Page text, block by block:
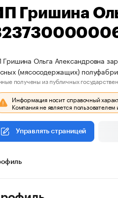
Гришина
Ольга Александровна
(мясосодержащих)
получены из публичных
Информация носит справочный
Компания не является
Управлять страницей